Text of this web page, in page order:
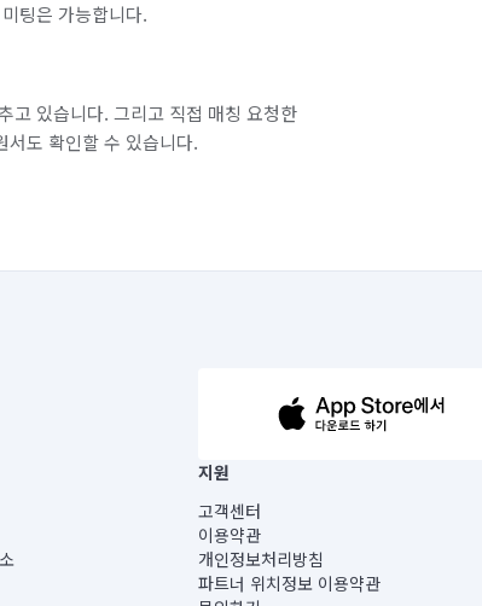
팅은 가능합니다.
고 있습니다. 그리고 직접 매칭 요청한
서도 확인할 수 있습니다.
|
지원
고객센터
이용약관
개인정보처리방침
파트너 위치정보 이용약관